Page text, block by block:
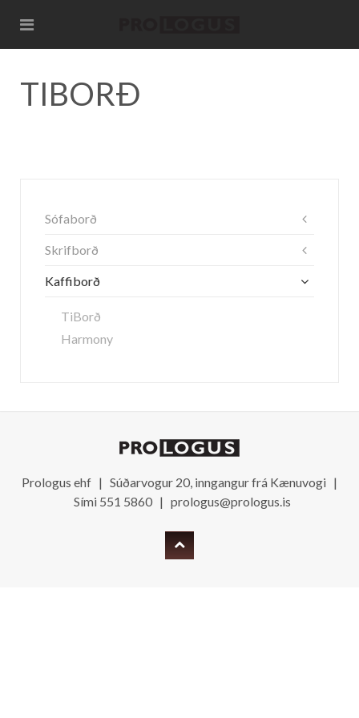
TIBORÐ
Sófaborð
Skrifborð
Kaffiborð
TiBorð
Harmony
Prologus ehf | Súðarvogur 20, inngangur frá Kænuvogi |
Sími 551 5860 | prologus@prologus.is